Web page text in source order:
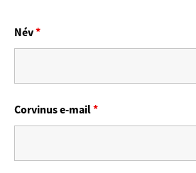
Név*
Corvinus e-mail*